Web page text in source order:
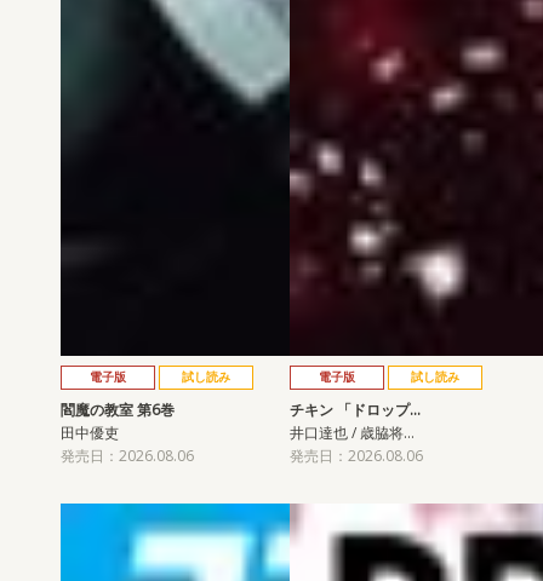
電子版 試し読み
閻魔の教室 第6巻
田中優吏
発売日：2026.08.06
電子版 試し読み
チキン 「ドロップ…
井口達也 / 歳脇将…
発売日：2026.08.06